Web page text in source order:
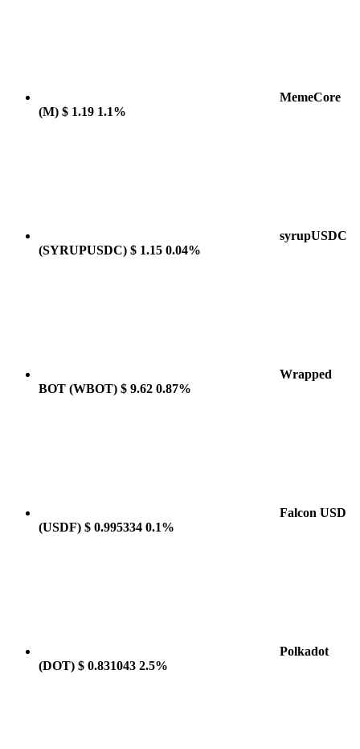
MemeCore
(M) $ 1.19 1.1%
syrupUSDC
(SYRUPUSDC) $ 1.15 0.04%
Wrapped
BOT (WBOT) $ 9.62 0.87%
Falcon USD
(USDF) $ 0.995334 0.1%
Polkadot
(DOT) $ 0.831043 2.5%